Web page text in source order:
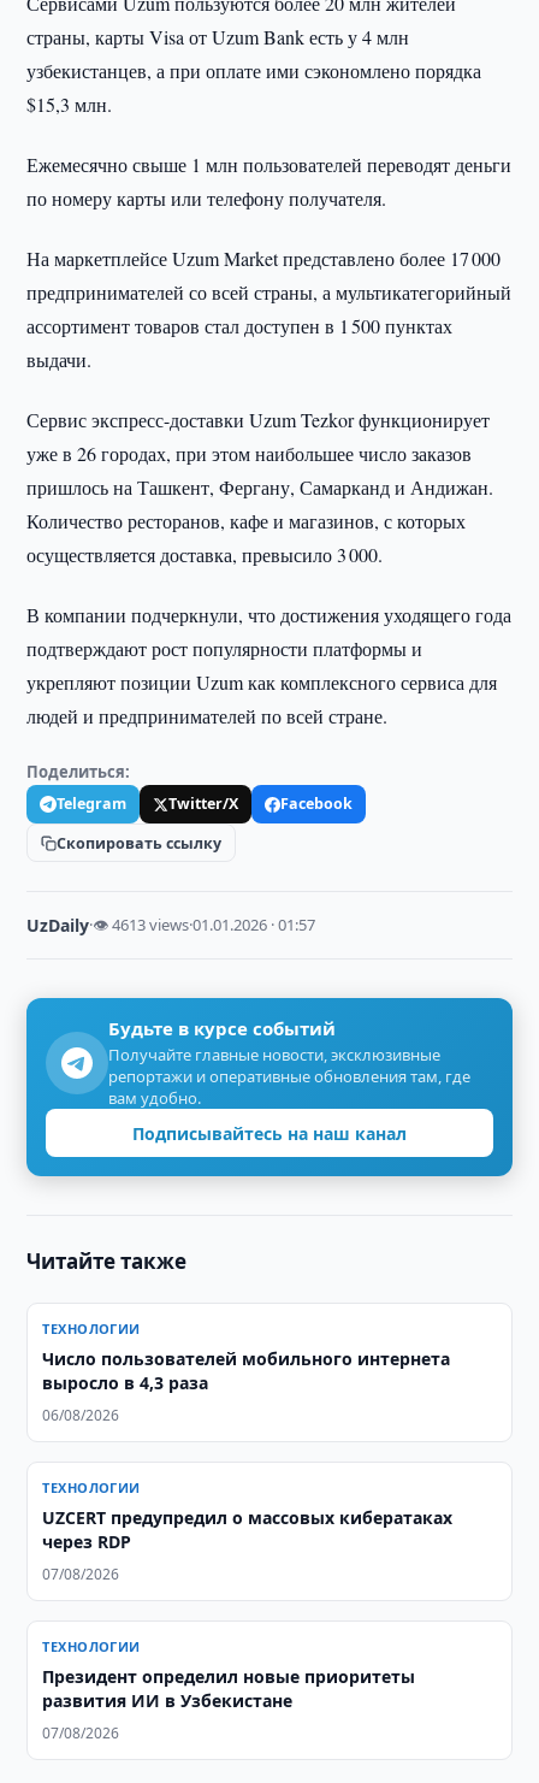
страны, карты Visa от Uzum Bank есть у 4 млн
узбекистанцев, а при оплате ими сэкономлено порядка
$15,3 млн.
Ежемесячно свыше 1 млн пользователей переводят деньги
по номеру карты или телефону получателя.
На маркетплейсе Uzum Market представлено более 17 000
предпринимателей со всей страны, а мультикатегорийный
ассортимент товаров стал доступен в 1 500 пунктах
выдачи.
Сервис экспресс-доставки Uzum Tezkor функционирует
уже в 26 городах, при этом наибольшее число заказов
пришлось на Ташкент, Фергану, Самарканд и Андижан.
Количество ресторанов, кафе и магазинов, с которых
осуществляется доставка, превысило 3 000.
В компании подчеркнули, что достижения уходящего года
подтверждают рост популярности платформы и
укрепляют позиции Uzum как комплексного сервиса для
людей и предпринимателей по всей стране.
Поделиться:
Telegram Twitter/X
Facebook
Скопировать ссылку
UzDaily·👁 4613 views·01.01.2026 · 01:57
Будьте в курсе событий
Получайте главные новости, эксклюзивные
репортажи и оперативные обновления там, где
вам удобно.
Подписывайтесь на наш канал
Читайте также
ТЕХНОЛОГИИ
Число пользователей мобильного интернета
выросло в 4,3 раза
06/08/2026
ТЕХНОЛОГИИ
UZCERT предупредил о массовых кибератаках
через RDP
07/08/2026
ТЕХНОЛОГИИ
Президент определил новые приоритеты
развития ИИ в Узбекистане
07/08/2026